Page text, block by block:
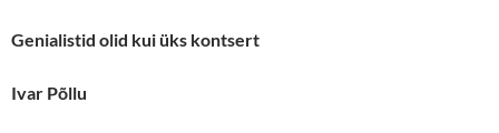
Genialistid olid kui üks kontsert
Ivar Põllu